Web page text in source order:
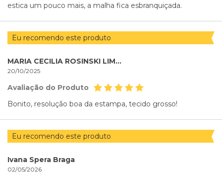
estica um pouco mais, a malha fica esbranquiçada.
Eu recomendo este produto
MARIA CECILIA ROSINSKI LIMA GOMES
20/10/2025
Avaliação do Produto
Bonito, resolução boa da estampa, tecido grosso!
Eu recomendo este produto
Ivana Spera Braga
02/05/2026